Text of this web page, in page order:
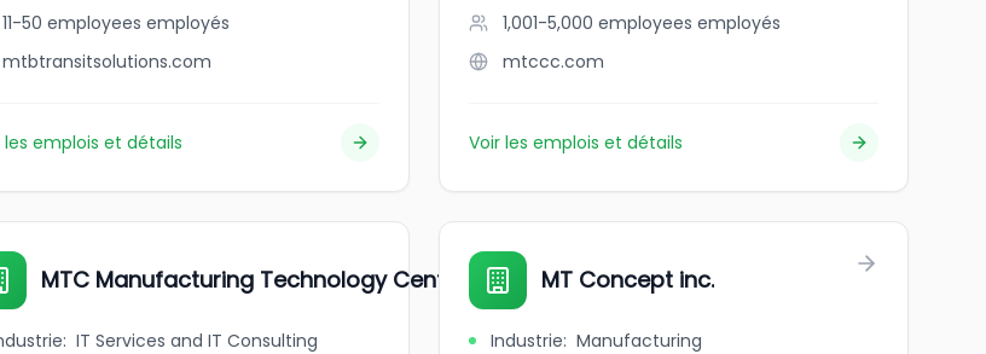
11-50 employees employés
mtbtransitsolutions.com
les emplois et détails
1,001-5,000 employees employés
mtccc.com
Voir les emplois et détails
MTC Manufacturing Technology Centre
: IT Services and IT Consulting
MT Concept inc.
Industrie: Manufacturing